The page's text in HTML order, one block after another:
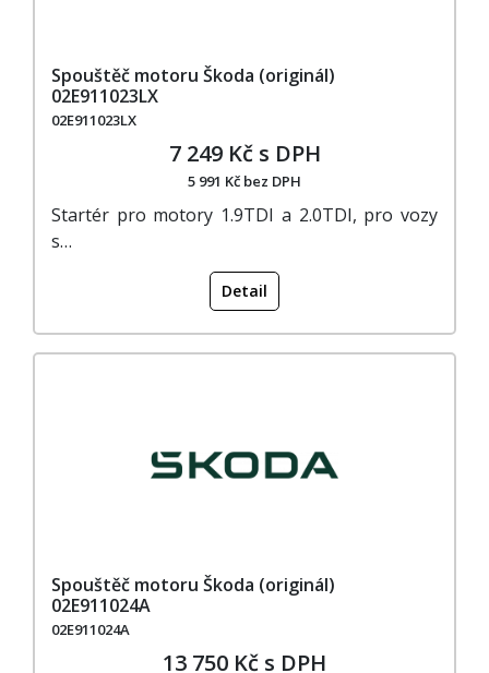
Spouštěč motoru Škoda (originál)
02E911023LX
02E911023LX
7 249 Kč s DPH
5 991 Kč bez DPH
Startér pro motory 1.9TDI a 2.0TDI, pro vozy
s…
Detail
Spouštěč motoru Škoda (originál)
02E911024A
02E911024A
13 750 Kč s DPH